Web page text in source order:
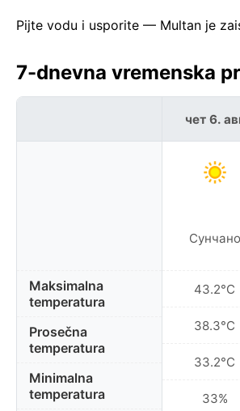
Pijte vodu i usporite — Multan je
7-dnevna vremenska
Maksimalna
temperatura
Prosečna
temperatura
Minimalna
temperatura
чет 6.
Сунчано
43.2°C
38.3°C
33.2°C
33%